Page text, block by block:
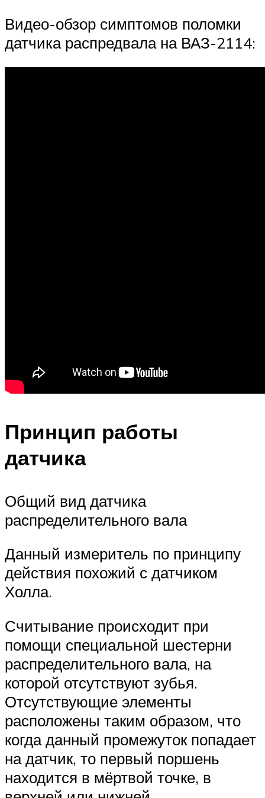
Видео-обзор симптомов поломки
датчика распредвала на ВАЗ-2114:
Принцип работы
датчика
Общий вид датчика
распределительного вала
Данный измеритель по принципу
действия похожий с датчиком
Холла.
Считывание происходит при
помощи специальной шестерни
распределительного вала, на
которой отсутствуют зубья.
Отсутствующие элементы
расположены таким образом, что
когда данный промежуток попадает
на датчик, то первый поршень
находится в мёртвой точке, в